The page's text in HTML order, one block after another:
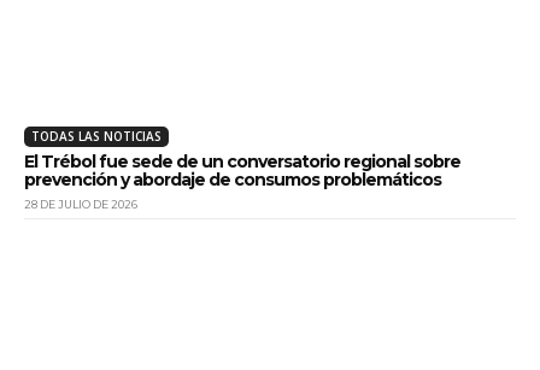
TODAS LAS NOTICIAS
El Trébol fue sede de un conversatorio regional sobre
prevención y abordaje de consumos problemáticos
28 DE JULIO DE 2026